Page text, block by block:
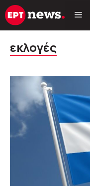
Μετάβαση
σε
εκλογές